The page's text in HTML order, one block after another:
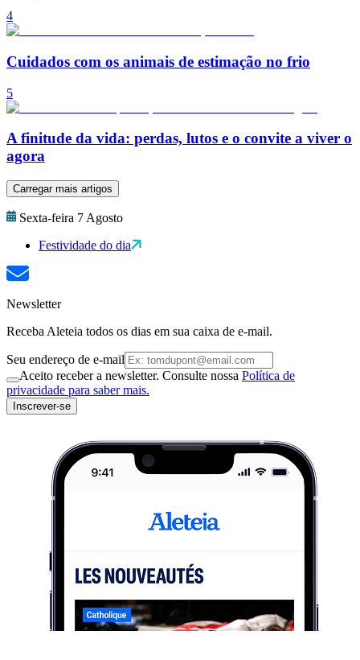
4
Cuidados com os animais de estimação no frio
5
A finitude da vida: perdas, lutos e o convite a viver o
agora
Carregar mais artigos
Sexta-feira 7 Agosto
Festividade do dia
Newsletter
Receba Aleteia todos os dias em sua caixa de e-mail.
Seu endereço de e-mail
Aceito receber a newsletter. Consulte nossa Política de
privacidade para saber mais.
Inscrever-se